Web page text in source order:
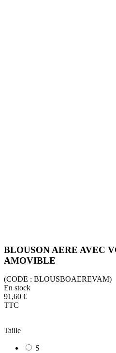
BLOUSON AERE AVEC
AMOVIBLE
(CODE : BLOUSBOAEREVAM)
En stock
91,60 €
TTC
Taille
S